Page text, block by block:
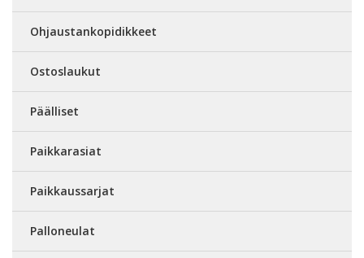
Ohjaustankopidikkeet
Ostoslaukut
Päälliset
Paikkarasiat
Paikkaussarjat
Palloneulat